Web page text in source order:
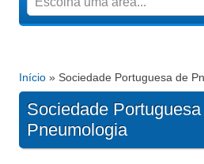
Está aqui
Início » Sociedade Portuguesa de
Sociedade
Pneumologia